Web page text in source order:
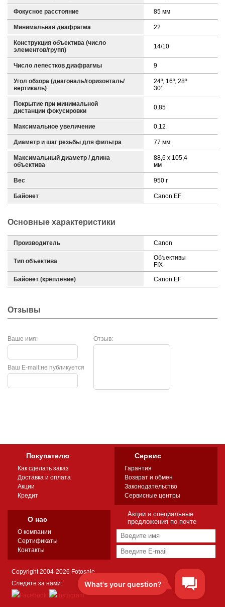
Фокусное расстояние 85 мм
Минимальная диафрагма 22
Конструкция объектива (число
элементов/групп)
14/10
Число лепестков диафрагмы 9
Угол обзора (диагональ/горизонталь/
вертикаль)
24º, 16º, 28º
30'
Покрытие при минимальной
дистанции фокусировки
0,85
Максимальное увеличение 0,12
Диаметр и шаг резьбы для фильтра 77 мм
Максимальный диаметр / длина
объектива
88,6 x 105,4
мм
Вес 950 г
Байонет Canon EF
Основные характеристики
Производитель Canon
Тип объектива
Объективы
FIX
Байонет (крепление) Canon EF
Отзывы
Ваше имя: Отзыв:
не публикуется
Ваш E-mail:
Покупателю
Как сделать заказ
Доставка и оплата
Акции
Кредит
Сервис
Гарантия
Возврат и обмен
Законодательство
Сервисные центры
О нас
О компании
Сертификаты
Контакты
Акции и специальные
предложения по почте
Copyright 2004-2026 Fotosale
Следите за нами: